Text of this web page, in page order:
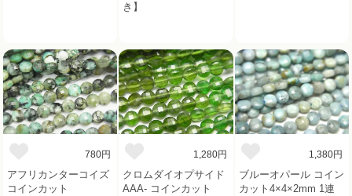
き】
780円
アフリカンターコイズ
コインカット
1,280円
クロムダイオプサイド
AAA- コインカット
1,380円
ブルーオパール コイン
カット4×4×2mm 1連